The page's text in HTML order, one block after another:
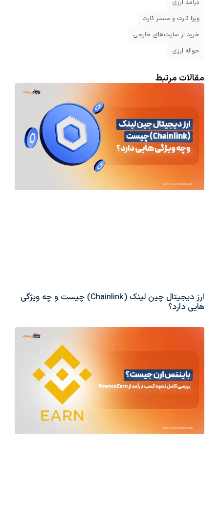
درآمد ارزی
ویزا کارت و مستر کارت
خرید از سایت‌های خارجی
حواله ارزی
مقالات مرتبط
ارز دیجیتال چین لینک (Chainlink) چیست و چه ویژگی
هایی دارد؟